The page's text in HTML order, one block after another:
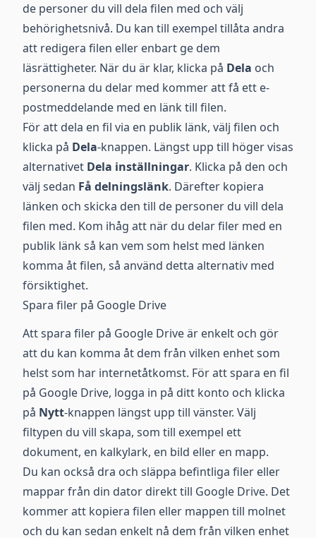
de personer du vill dela filen med och välj
behörighetsnivå. Du kan till exempel tillåta andra
att redigera filen eller enbart ge dem
läsrättigheter. När du är klar, klicka på Dela och
personerna du delar med kommer att få ett e-
postmeddelande med en länk till filen.
För att dela en fil via en publik länk, välj filen och
klicka på Dela-knappen. Längst upp till höger visas
alternativet Dela inställningar. Klicka på den och
välj sedan Få delningslänk. Därefter kopiera
länken och skicka den till de personer du vill dela
filen med. Kom ihåg att när du delar filer med en
publik länk så kan vem som helst med länken
komma åt filen, så använd detta alternativ med
försiktighet.
Spara filer på Google Drive
Att spara filer på Google Drive är enkelt och gör
att du kan komma åt dem från vilken enhet som
helst som har internetåtkomst. För att spara en fil
på Google Drive, logga in på ditt konto och klicka
på Nytt-knappen längst upp till vänster. Välj
filtypen du vill skapa, som till exempel ett
dokument, en kalkylark, en bild eller en mapp.
Du kan också dra och släppa befintliga filer eller
mappar från din dator direkt till Google Drive. Det
kommer att kopiera filen eller mappen till molnet
och du kan sedan enkelt nå dem från vilken enhet